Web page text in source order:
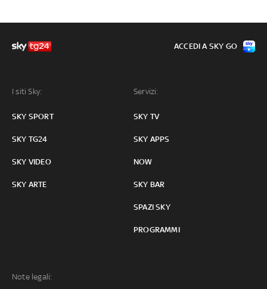
I siti Sky:
SKY SPORT
SKY TG24
SKY VIDEO
SKY ARTE
Servizi:
SKY TV
SKY APPS
NOW
SKY BAR
SPAZI SKY
PROGRAMMI
Note legali:
ACCEDI A SKY GO